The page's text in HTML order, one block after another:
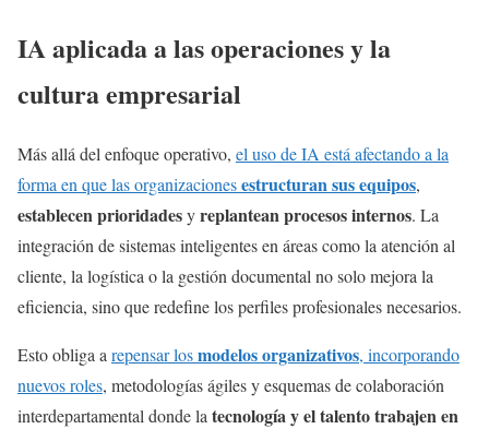
IA aplicada a las operaciones y la
cultura empresarial
Más allá del enfoque operativo, el uso de IA está afectando a la
forma en que las organizacionesestructuran sus equipos,
establecen prioridadesyreplantean procesos internos. La
integración de sistemas inteligentes en áreas como la atención al
cliente, la logística o la gestión documental no solo mejora la
eficiencia, sino que redefine los perfiles profesionales necesarios.
Esto obliga a repensar losmodelos organizativos, incorporando
nuevos roles, metodologías ágiles y esquemas de colaboración
interdepartamental donde la tecnología y el talento trabajen en